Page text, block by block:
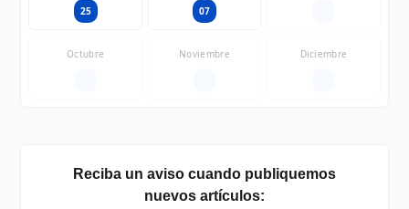
25 07
Octubre Noviembre Diciembre
Reciba un aviso cuando publiquemos
nuevos artículos: